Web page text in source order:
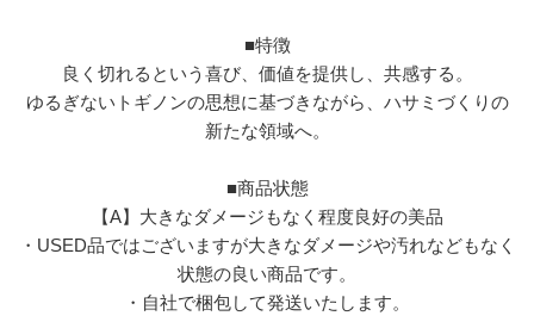
■特徴
良く切れるという喜び、価値を提供し、共感する。
ゆるぎないトギノンの思想に基づきながら、ハサミづくりの
新たな領域へ。
■商品状態
【A】大きなダメージもなく程度良好の美品
・USED品ではございますが大きなダメージや汚れなどもなく
状態の良い商品です。
・自社で梱包して発送いたします。